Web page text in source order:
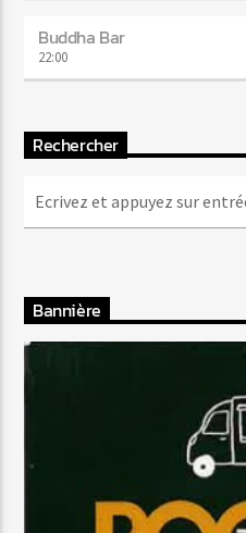
Buddha Bar
22:00
Rechercher
Bannière